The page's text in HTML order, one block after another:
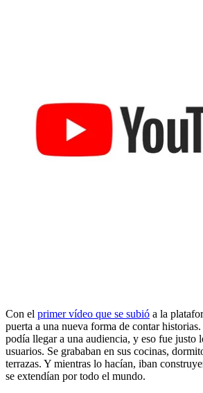
Con el primer vídeo que se subió a la
puerta a una nueva forma de contar
podía llegar a una audiencia, y eso fue justo
usuarios. Se grababan en sus cocinas,
terrazas. Y mientras lo hacían, iban
se extendían por todo el mundo.